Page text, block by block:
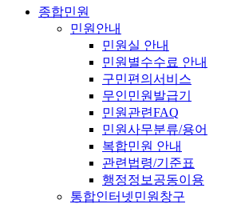
종합민원
민원안내
민원실 안내
민원별수수료 안내
구민편의서비스
무인민원발급기
민원관련FAQ
민원사무분류/용어
복합민원 안내
관련법령/기준표
행정정보공동이용
통합인터넷민원창구